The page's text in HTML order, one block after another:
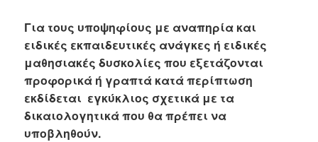
Για τους υποψηφίους με αναπηρία και
ειδικές εκπαιδευτικές ανάγκες ή ειδικές
μαθησιακές δυσκολίες που εξετάζονται
προφορικά ή γραπτά κατά περίπτωση
εκδίδεται εγκύκλιος σχετικά με τα
δικαιολογητικά που θα πρέπει να
υποβληθούν.